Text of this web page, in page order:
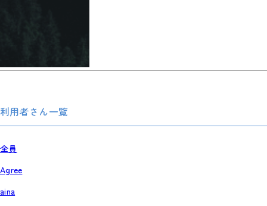
利用者さん一覧
全員
Agree
aina